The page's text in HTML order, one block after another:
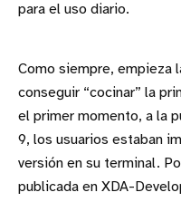
para el uso diario.
Como siempre, empieza
conseguir “cocinar” la
el primer momento, a la
9, los usuarios estaban
versión en su terminal.
publicada en XDA-